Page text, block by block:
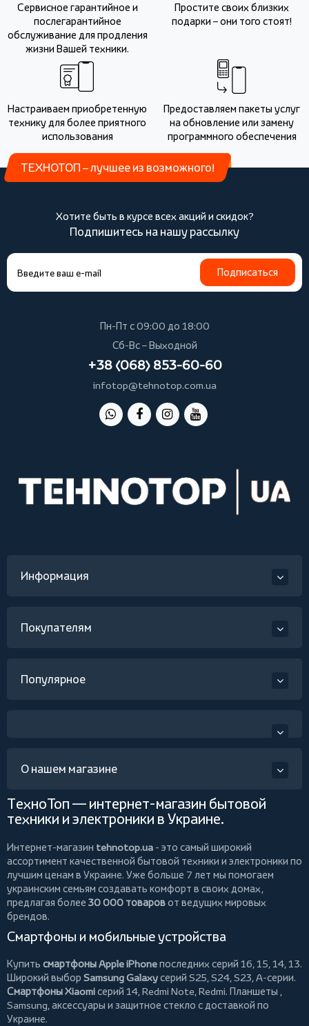
Сервисное гарантийное и
послегарантийное
обслуживание для продления
жизни Вашей техники.
Простите своих близких
подарки – они того стоят!
Настраиваем приобретенную
технику для более приятного
использования
Предоставляем пакеты услуг
на обновление или замену
программного обеспечения
ТЕХНОТОП – лучшее из возможного!
Хотите быть в курсе всех акций и скидок?
Подпишитесь на нашу рассылку
Подписаться
Пн-Пт с 09:00 до 18:00
Сб-Вс – Выходной
+38 (068) 853-60-60
infotop@tehnotop.com.ua
Информация
Покупателям
Популярное
О нашем магазине
ТехноТоп — интернет-магазин бытовой
техники и электроники в Украине.
Интернет-магазин tehnotop.ua - это самый широкий
ассортимент качественной бытовой техники и электроники по
лучшим ценам в Украине. Уже больше 7 лет мы помогаем
украинским семьям создавать комфорт в своих домах,
предлагая более 30 000 товаровот ведущих мировых
брендов.
Смартфоны и мобильные устройства
Купить смартфоны Apple iPhoneпоследних серий 16, 15, 14, 13.
Широкий выбор Samsung Galaxyсерий S25, S24, S23, A-серии.
Смартфоны Xiaomiсерий 14, Redmi Note, Redmi. Планшеты ,
Samsung, аксессуары и защитное стекло с доставкой по
Украине.